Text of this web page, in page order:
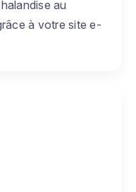
au
à votre site e-